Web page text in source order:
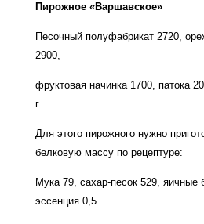
Пирожное «Варшавское»
Песочный полуфабрикат 2720,
2900,
фруктовая начинка 1700, патока
г.
Для этого пирожного нужно
белковую массу по рецептуре:
Мука 79, сахар-песок 529, яичные
эссенция 0,5.